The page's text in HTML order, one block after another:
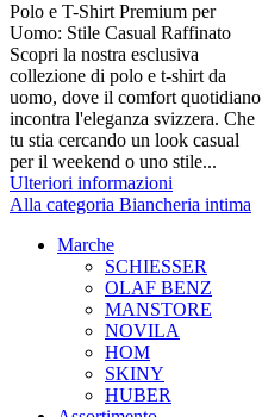
Polo e T-Shirt Premium per
Uomo: Stile Casual Raffinato
Scopri la nostra esclusiva
collezione di polo e t-shirt da
uomo, dove il comfort quotidiano
incontra l'eleganza svizzera. Che
tu stia cercando un look casual
per il weekend o uno stile...
Ulteriori informazioni
Alla categoria Biancheria intima
Marche
SCHIESSER
OLAF BENZ
MANSTORE
NOVILA
HOM
SKINY
HUBER